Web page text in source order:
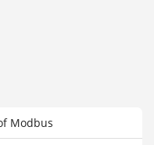
Modbus